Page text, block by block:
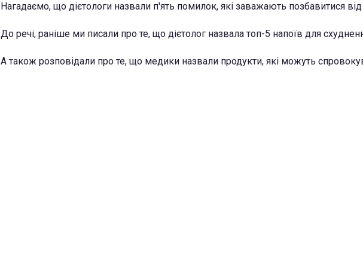
Нагадаємо, що дієтологи назвали п'ять помилок, які заважають позбавитися від
До речі, раніше ми писали про те, що дієтолог назвала топ-5 напоїв для
А також розповідали про те, що медики назвали продукти, які можуть